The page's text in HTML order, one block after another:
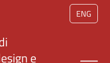
Salta al contenuto principale
ENG
e